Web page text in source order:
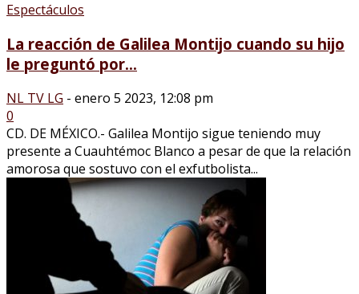
Espectáculos
La reacción de Galilea Montijo cuando su hijo
le preguntó por...
NL TV LG - enero 5 2023, 12:08 pm
0
CD. DE MÉXICO.- Galilea Montijo sigue teniendo muy
presente a Cuauhtémoc Blanco a pesar de que la relación
amorosa que sostuvo con el exfutbolista...